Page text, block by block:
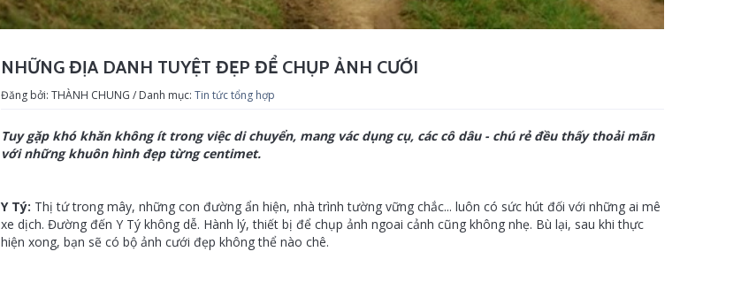
NHỮNG ĐỊA DANH TUYỆT ĐẸP ĐỂ CHỤP ẢNH CƯỚI
Đăng bởi: THÀNH CHUNG / Danh mục: Tin tức tổng hợp
Tuy gặp khó khăn không ít trong việc di chuyển, mang vác dụng cụ, các cô dâu - chú rẻ đều thấy thoải mãn
với những khuôn hình đẹp từng centimet.
Y Tý: Thị tứ trong mây, những con đường ẩn hiện, nhà trình tường vững chắc... luôn có sức hút đối với những ai mê
xe dịch. Đường đến Y Tý không dễ. Hành lý, thiết bị để chụp ảnh ngoai cảnh cũng không nhẹ. Bù lại, sau khi thực
hiện xong, bạn sẽ có bộ ảnh cưới đẹp không thể nào chê.